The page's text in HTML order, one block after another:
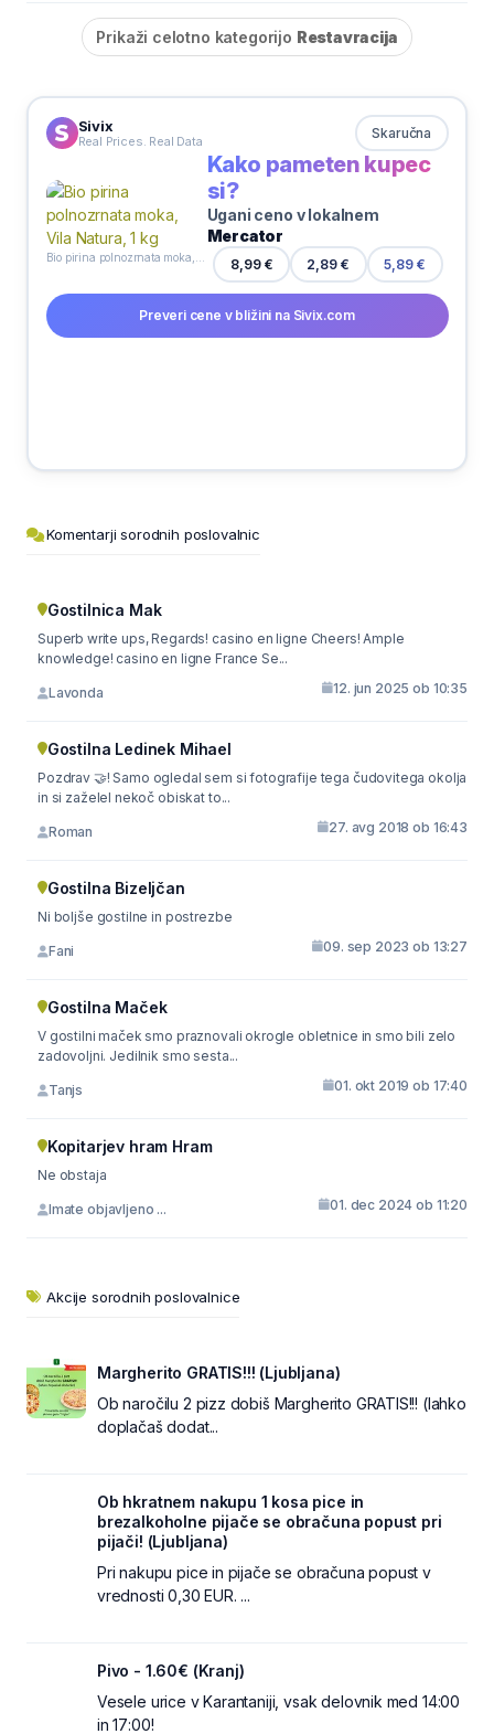
Prikaži celotno kategorijo Restavracija
Sivix
Real Prices. Real Data Skaručna
Kako pameten kupec
si?
Ugani ceno v lokalnem
Mercator
8,99 € 2,89 € 5,89 €
Preveri cene v bližini na Sivix.com
Komentarji sorodnih poslovalnic
Gostilnica Mak
Superb write ups, Regards! casino en ligne Cheers! Ample
knowledge! casino en ligne France Se...
Lavonda 12. jun 2025 ob 10:35
Gostilna Ledinek Mihael
Pozdrav 🤝! Samo ogledal sem si fotografije tega čudovitega okolja
in si zaželel nekoč obiskat to...
Roman 27. avg 2018 ob 16:43
Gostilna Bizeljčan
Ni boljše gostilne in postrezbe
Fani 09. sep 2023 ob 13:27
Gostilna Maček
V gostilni maček smo praznovali okrogle obletnice in smo bili zelo
zadovoljni. Jedilnik smo sesta...
Tanjs 01. okt 2019 ob 17:40
Kopitarjev hram Hram
Ne obstaja
Imate objavljeno ... 01. dec 2024 ob 11:20
Akcije sorodnih poslovalnice
Margherito GRATIS!!! (Ljubljana)
Ob naročilu 2 pizz dobiš Margherito GRATIS!!! (lahko
doplačaš dodat...
Ob hkratnem nakupu 1 kosa pice in
brezalkoholne pijače se obračuna popust pri
pijači! (Ljubljana)
Pri nakupu pice in pijače se obračuna popust v
vrednosti 0,30 EUR. ...
Pivo - 1.60€ (Kranj)
Vesele urice v Karantaniji, vsak delovnik med 14:00
in 17:00!